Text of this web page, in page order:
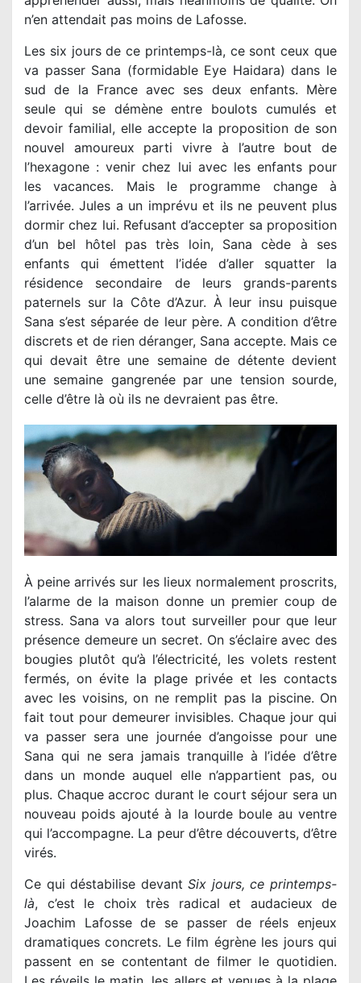
n’en attendait pas moins de Lafosse.
Les six jours de ce printemps-là, ce sont ceux que
va passer Sana (formidable Eye Haidara) dans le
sud de la France avec ses deux enfants. Mère
seule qui se démène entre boulots cumulés et
devoir familial, elle accepte la proposition de son
nouvel amoureux parti vivre à l’autre bout de
l’hexagone : venir chez lui avec les enfants pour
les vacances. Mais le programme change à
l’arrivée. Jules a un imprévu et ils ne peuvent plus
dormir chez lui. Refusant d’accepter sa proposition
d’un bel hôtel pas très loin, Sana cède à ses
enfants qui émettent l’idée d’aller squatter la
résidence secondaire de leurs grands-parents
paternels sur la Côte d’Azur. À leur insu puisque
Sana s’est séparée de leur père. A condition d’être
discrets et de rien déranger, Sana accepte. Mais ce
qui devait être une semaine de détente devient
une semaine gangrenée par une tension sourde,
celle d’être là où ils ne devraient pas être.
À peine arrivés sur les lieux normalement proscrits,
l’alarme de la maison donne un premier coup de
stress. Sana va alors tout surveiller pour que leur
présence demeure un secret. On s’éclaire avec des
bougies plutôt qu’à l’électricité, les volets restent
fermés, on évite la plage privée et les contacts
avec les voisins, on ne remplit pas la piscine. On
fait tout pour demeurer invisibles. Chaque jour qui
va passer sera une journée d’angoisse pour une
Sana qui ne sera jamais tranquille à l’idée d’être
dans un monde auquel elle n’appartient pas, ou
plus. Chaque accroc durant le court séjour sera un
nouveau poids ajouté à la lourde boule au ventre
qui l’accompagne. La peur d’être découverts, d’être
virés.
Ce qui déstabilise devant Six jours, ce printemps-
là, c’est le choix très radical et audacieux de
Joachim Lafosse de se passer de réels enjeux
dramatiques concrets. Le film égrène les jours qui
passent en se contentant de filmer le quotidien.